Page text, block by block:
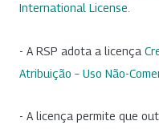
International License
- A RSP adota a licença
Atribuição – Uso Não-
- A licença permite que